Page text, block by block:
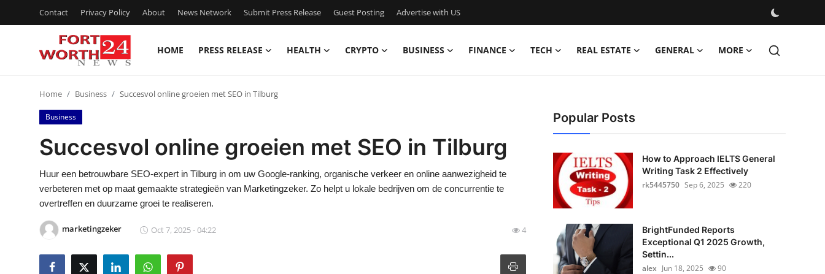
Contact Privacy Policy About News Network Submit Press Release Guest Posting Advertise with US
HOME PRESS RELEASE HEALTH CRYPTO BUSINESS FINANCE TECH REAL ESTATE GENERAL MORE
Press Release
Contact
Privacy Policy
News Network
Home Business Succesvol online groeien met SEO in Tilburg
Business
Succesvol online groeien met SEO in Tilburg
Huur een betrouwbare SEO-expert in Tilburg in om uw Google-ranking, organische verkeer en online aanwezigheid te
verbeteren met op maat gemaakte strategieën van Marketingzeker. Zo helpt u lokale bedrijven om de concurrentie te
overtreffen en duurzame groei te realiseren.
marketingzeker Oct 7, 2025 - 04:22 4
Popular Posts
How to Approach IELTS General
Writing Task 2 Effectively
rk5445750 Sep 6, 2025 220
BrightFunded Reports
Exceptional Q1 2025 Growth,
Settin...
alex Jun 18, 2025 90